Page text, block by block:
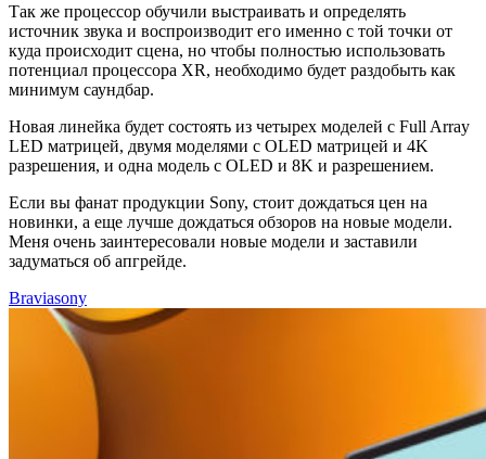
Так же процессор обучили выстраивать и определять
источник звука и воспроизводит его именно с той точки от
куда происходит сцена, но чтобы полностью использовать
потенциал процессора XR, необходимо будет раздобыть как
минимум саундбар.
Новая линейка будет состоять из четырех моделей с Full Array
LED матрицей, двумя моделями с OLED матрицей и 4K
разрешения, и одна модель с OLED и 8K и разрешением.
Если вы фанат продукции Sony, стоит дождаться цен на
новинки, а еще лучше дождаться обзоров на новые модели.
Меня очень заинтересовали новые модели и заставили
задуматься об апгрейде.
Braviasony